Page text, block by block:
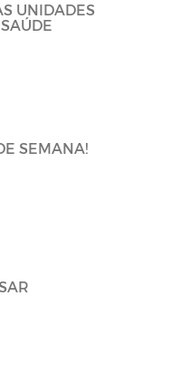
UNIDADES
SEMANA!